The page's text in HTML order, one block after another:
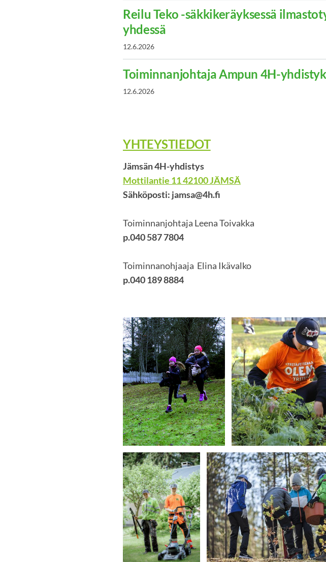
Reilu Teko -säkkikeräyksessä
yhdessä
12.6.2026
Toiminnanjohtaja Ampun 4H-
12.6.2026
YHTEYSTIEDOT
Jämsän 4H-yhdistys
Mottilantie 11 42100 JÄMSÄ
Sähköposti: jamsa@4h.fi
Toiminnanjohtaja Leena Toivakka
p.040 587 7804
Toiminnanohjaaja Elina Ikävalko
p.040 189 8884